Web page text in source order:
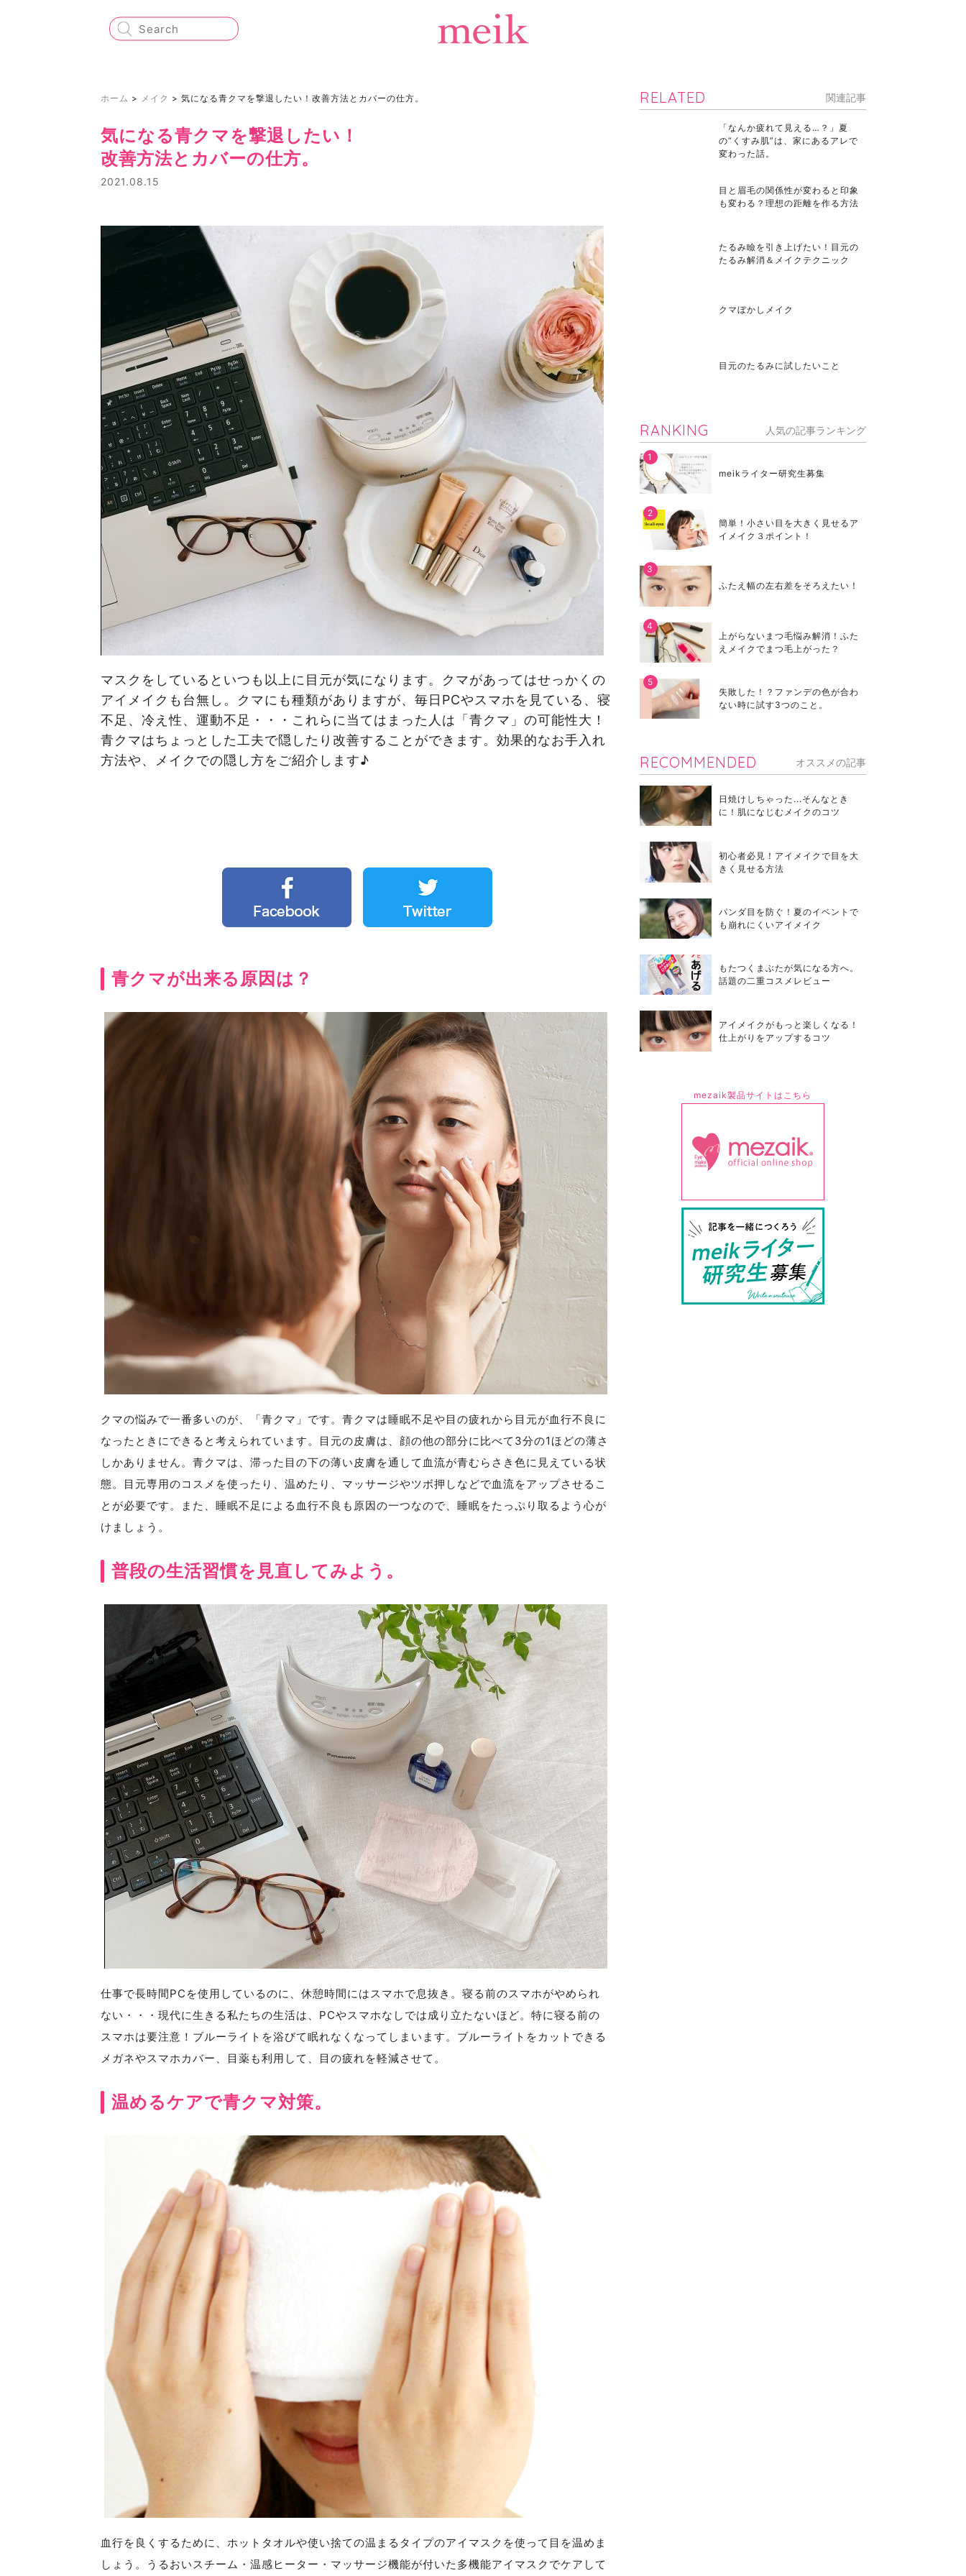
ホーム > メイク > 気になる青クマを撃退したい！改善方法とカバーの仕方。
気になる青クマを撃退したい！
改善方法とカバーの仕方。
2021.08.15
マスクをしているといつも以上に目元が気になります。クマがあってはせっかくの
アイメイクも台無し。クマにも種類がありますが、毎日PCやスマホを見ている、寝
不足、冷え性、運動不足・・・これらに当てはまった人は「青クマ」の可能性大！
青クマはちょっとした工夫で隠したり改善することができます。効果的なお手入れ
方法や、メイクでの隠し方をご紹介します♪
青クマが出来る原因は？
クマの悩みで一番多いのが、「青クマ」です。青クマは睡眠不足や目の疲れから目元が血行不良に
なったときにできると考えられています。目元の皮膚は、顔の他の部分に比べて3分の1ほどの薄さ
しかありません。青クマは、滞った目の下の薄い皮膚を通して血流が青むらさき色に見えている状
態。目元専用のコスメを使ったり、温めたり、マッサージやツボ押しなどで血流をアップさせるこ
とが必要です。また、睡眠不足による血行不良も原因の一つなので、睡眠をたっぷり取るよう心が
けましょう。
普段の生活習慣を見直してみよう。
仕事で長時間PCを使用しているのに、休憩時間にはスマホで息抜き。寝る前のスマホがやめられ
ない・・・現代に生きる私たちの生活は、PCやスマホなしでは成り立たないほど。特に寝る前の
スマホは要注意！ブルーライトを浴びて眠れなくなってしまいます。ブルーライトをカットできる
メガネやスマホカバー、目薬も利用して、目の疲れを軽減させて。
温めるケアで青クマ対策。
血行を良くするために、ホットタオルや使い捨ての温まるタイプのアイマスクを使って目を温めま
しょう。うるおいスチーム・温感ヒーター・マッサージ機能が付いた多機能アイマスクでケアして
RELATED 関連記事
「なんか疲れて見える…？」夏
の“くすみ肌”は、家にあるアレで
変わった話。
目と眉毛の関係性が変わると印象
も変わる？理想の距離を作る方法
たるみ瞼を引き上げたい！目元の
たるみ解消＆メイクテクニック
クマぼかしメイク
目元のたるみに試したいこと
RANKING 人気の記事ランキング
meikライター研究生募集
簡単！小さい目を大きく見せるア
イメイク３ポイント！
ふたえ幅の左右差をそろえたい！
上がらないまつ毛悩み解消！ふた
えメイクでまつ毛上がった？
失敗した！？ファンデの色が合わ
ない時に試す3つのこと。
RECOMMENDED オススメの記事
日焼けしちゃった...そんなとき
に！肌になじむメイクのコツ
初心者必見！アイメイクで目を大
きく見せる方法
パンダ目を防ぐ！夏のイベントで
も崩れにくいアイメイク
もたつくまぶたが気になる方へ。
話題の二重コスメレビュー
アイメイクがもっと楽しくなる！
仕上がりをアップするコツ
mezaik製品サイトはこちら